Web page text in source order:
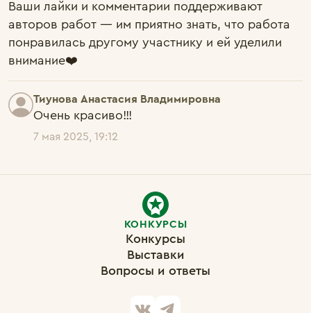
Ваши лайки и комментарии поддерживают
авторов работ — им приятно знать, что работа
понравилась другому участнику и ей уделили
внимание❤️
Тиунова Анастасия Владимировна
Очень красиво!!!
7 мая 2025, 19:12
КОНКУРСЫ
Конкурсы
Выставки
Вопросы и ответы